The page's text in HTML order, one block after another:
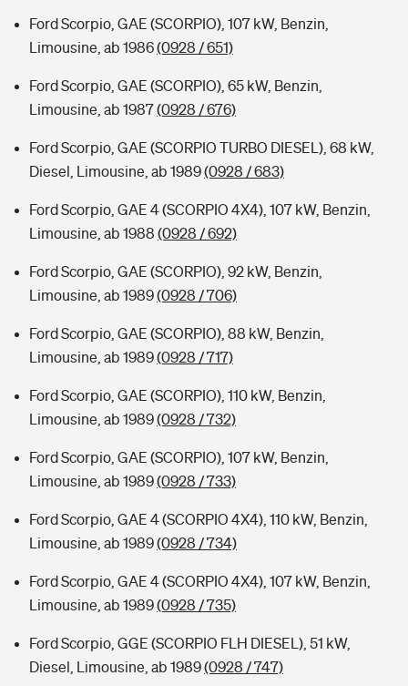
Ford Scorpio, GAE (SCORPIO), 107 kW, Benzin,
Limousine, ab 1986(0928 / 651)
Ford Scorpio, GAE (SCORPIO), 65 kW, Benzin,
Limousine, ab 1987(0928 / 676)
Ford Scorpio, GAE (SCORPIO TURBO DIESEL), 68 kW,
Diesel, Limousine, ab 1989(0928 / 683)
Ford Scorpio, GAE 4 (SCORPIO 4X4), 107 kW, Benzin,
Limousine, ab 1988 (0928 / 692)
Ford Scorpio, GAE (SCORPIO), 92 kW, Benzin,
Limousine, ab 1989(0928 / 706)
Ford Scorpio, GAE (SCORPIO), 88 kW, Benzin,
Limousine, ab 1989(0928 / 717)
Ford Scorpio, GAE (SCORPIO), 110 kW, Benzin,
Limousine, ab 1989(0928 / 732)
Ford Scorpio, GAE (SCORPIO), 107 kW, Benzin,
Limousine, ab 1989(0928 / 733)
Ford Scorpio, GAE 4 (SCORPIO 4X4), 110 kW, Benzin,
Limousine, ab 1989(0928 / 734)
Ford Scorpio, GAE 4 (SCORPIO 4X4), 107 kW, Benzin,
Limousine, ab 1989(0928 / 735)
Ford Scorpio, GGE (SCORPIO FLH DIESEL), 51 kW,
Diesel, Limousine, ab 1989(0928 / 747)